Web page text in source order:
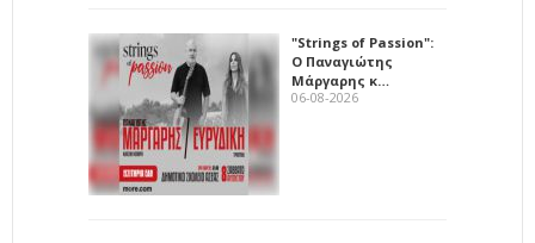
"Strings of Passion":
Ο Παναγιώτης
Μάργαρης κ…
06-08-2026